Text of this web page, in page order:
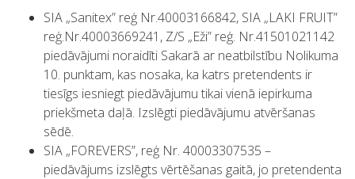
SIA „Sanitex” reģ Nr.40003166842, SIA „LAKI FRUIT”
reģ.Nr.40003669241, Z/S „Eži” reģ. Nr.41501021142
piedāvājumi noraidīti Sakarā ar neatbilstību Nolikuma
10. punktam, kas nosaka, ka katrs pretendents ir
tiesīgs iesniegt piedāvājumu tikai vienā iepirkuma
priekšmeta daļā. Izslēgti piedāvājumu atvēršanas
sēdē.
SIA „FOREVERS”, reģ Nr. 40003307535 –
piedāvājums izslēgts vērtēšanas gaitā, jo pretendenta